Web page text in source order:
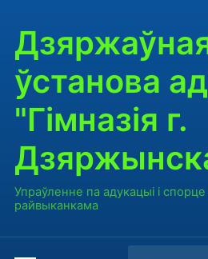
ўстанова
"Гімназія г.
Упраўленне па адукацыі і
райвыканкама